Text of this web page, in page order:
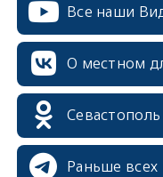
Все наши
О местном
Раньше